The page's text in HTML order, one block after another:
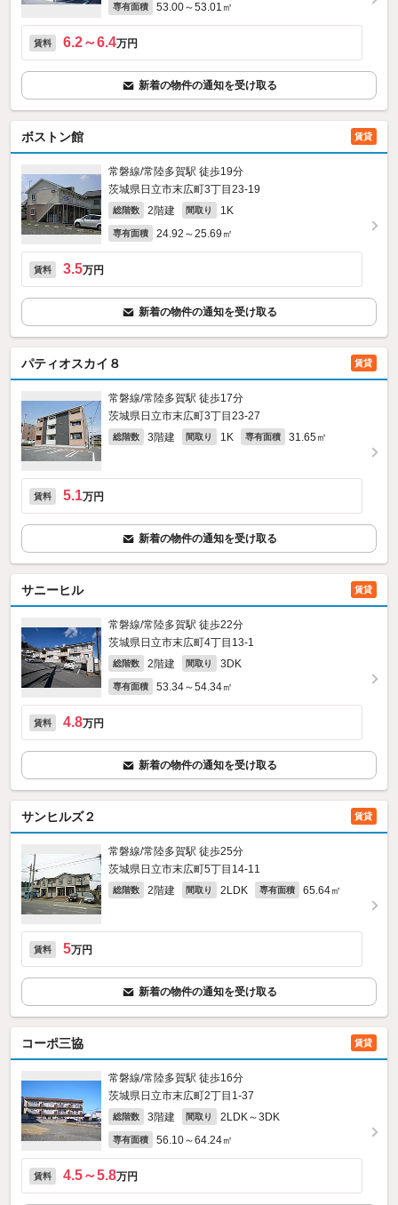
専有面積 53.00～53.01㎡
賃料 6.2～6.4万円
新着の物件の通知を受け取る
ボストン館 賃貸
常磐線/常陸多賀駅 徒歩19分
茨城県日立市末広町3丁目23-19
総階数 2階建 間取り 1K
専有面積 24.92～25.69㎡
賃料 3.5万円
新着の物件の通知を受け取る
パティオスカイ８ 賃貸
常磐線/常陸多賀駅 徒歩17分
茨城県日立市末広町3丁目23-27
総階数 3階建 間取り 1K 専有面積 31.65㎡
賃料 5.1万円
新着の物件の通知を受け取る
サニーヒル 賃貸
常磐線/常陸多賀駅 徒歩22分
茨城県日立市末広町4丁目13-1
総階数 2階建 間取り 3DK
専有面積 53.34～54.34㎡
賃料 4.8万円
新着の物件の通知を受け取る
サンヒルズ２ 賃貸
常磐線/常陸多賀駅 徒歩25分
茨城県日立市末広町5丁目14-11
総階数 2階建 間取り 2LDK 専有面積 65.64㎡
賃料 5万円
新着の物件の通知を受け取る
コーポ三協 賃貸
常磐線/常陸多賀駅 徒歩16分
茨城県日立市末広町2丁目1-37
総階数 3階建 間取り 2LDK～3DK
専有面積 56.10～64.24㎡
賃料 4.5～5.8万円